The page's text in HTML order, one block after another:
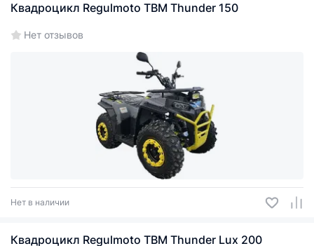
Квадроцикл Regulmoto TBM Thunder 150
Нет отзывов
Нет в наличии
Квадроцикл Regulmoto TBM Thunder Lux 200